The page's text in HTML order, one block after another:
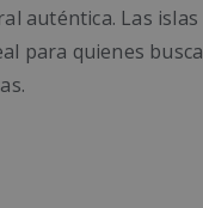
auténtica. Las islas
para quienes